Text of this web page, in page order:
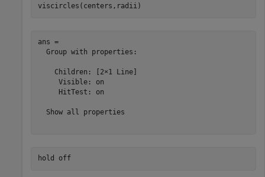
viscircles(centers,radii)
ans =
  Group with properties:
    Children: [2×1 Line]
     Visible: on
     HitTest: on
  Show all properties
hold off